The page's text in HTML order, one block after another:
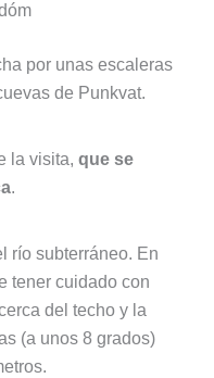
por unas escaleras
de Punkvat.
la visita, que se
.
río subterráneo. En
tener cuidado con
del techo y la
(a unos 8 grados)